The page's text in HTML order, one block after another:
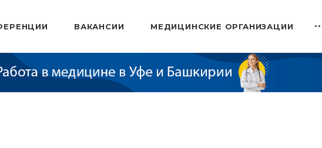
ВАКАНСИИ МЕДИЦИНСКИЕ ОРГАНИЗАЦИИ